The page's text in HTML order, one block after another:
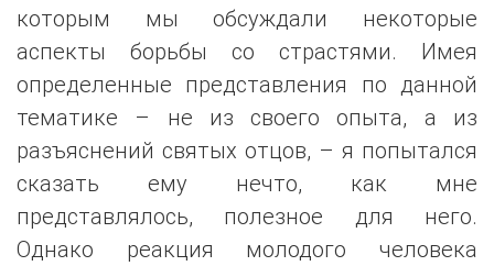
которым мы обсуждали некоторые
аспекты борьбы со страстями. Имея
определенные представления по данной
тематике – не из своего опыта, а из
разъяснений святых отцов, – я попытался
сказать ему нечто, как мне
представлялось, полезное для него.
Однако реакция молодого человека